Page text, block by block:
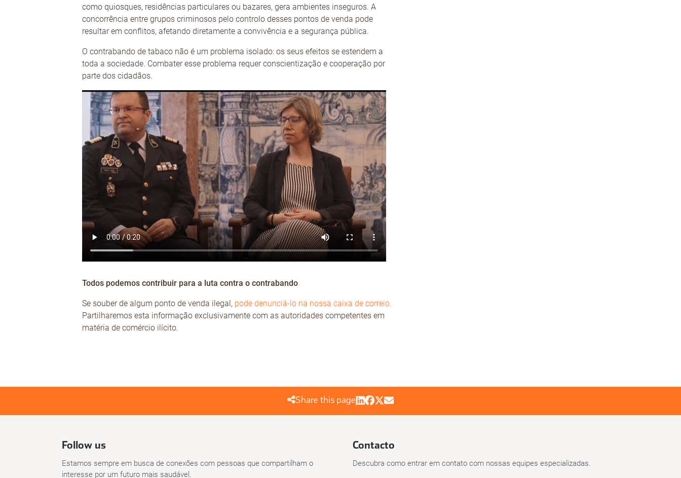
como quiosques, residências particulares ou bazares, gera ambientes inseguros. A
concorrência entre grupos criminosos pelo controlo desses pontos de venda pode
resultar em conflitos, afetando diretamente a convivência e a segurança pública.
O contrabando de tabaco não é um problema isolado: os seus efeitos se estendem a
toda a sociedade. Combater esse problema requer conscientização e cooperação por
parte dos cidadãos.
Todos podemos contribuir para a luta contra o contrabando
Se souber de algum ponto de venda ilegal, pode denunciá-lo na nossa caixa de correio.
Partilharemos esta informação exclusivamente com as autoridades competentes em
matéria de comércio ilícito.
Share this page
Follow us
Estamos sempre em busca de conexões com pessoas que compartilham o
interesse por um futuro mais saudável.
Contacto
Descubra como entrar em contato com nossas equipes especializadas.